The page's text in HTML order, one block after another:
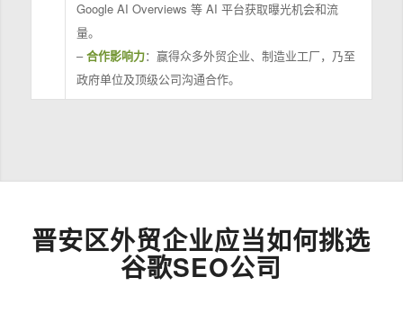
Google AI Overviews 等 AI 平台获取曝光机会和流
量。
–合作影响力：赢得众多外贸企业、制造业工厂，乃至
政府单位及顶级公司沟通合作。
晋安区外贸企业应当如何挑选
谷歌SEO公司